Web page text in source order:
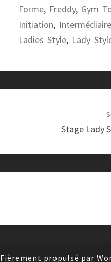
Forme, Freddy, Gym
Initiation, Intermédiaire
Ladies Style, Lady
Stage Lady
Fièrement propulsé par